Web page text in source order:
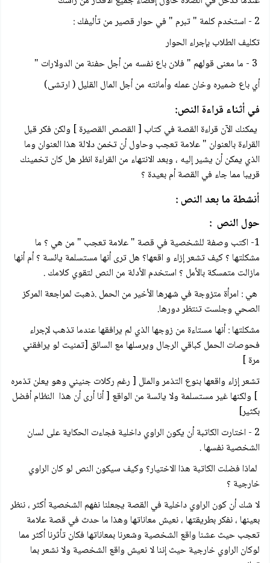
2 - استخدم كلمة " تبرم " في حوار قصير من تأليفك :
تكليف الطلاب بإجراء الحوار
أي باع ضميره وخان عمله وأمانته من أجل المال القليل ( ارتشی)
في أثناء قراءة النص:
يمكنك الآن قراءة القصة في كتاب [ القصص القصيرة ] ولكن فكر قبل
القراءة بالعنوان " علامة تعجب وحاول أن تخمن دلالة هذا العنوان وما
الذي يمكن أن يشير إليه ، وبعد الانتهاء من القراءة انظر هل كان تخمينك
قريبا مما جاء في القصة أم بعيدة ؟
أنشطة ما بعد النص :
حول النص :
1- اكتب وصفة للشخصية في قصة " علامة تعجب " من هي ؟ ما
مشكلتها ؟ كيف تشعر إزاء و اقعها؟ هل ترى أنها مستسلمة يائسة ؟ أم أنها
مازالت متمسكة بالأمل ؟ استخدم الأدلة من النص لتقوي كلامك .
هي : امرأة متزوجة في شهرها الأخير من الحمل .ذهبت لمراجعة المركز
الصحي وجلست تنتظر دورها.
مشكلتها : أنها مستاءة من زوجها الذي لم يرافقها عندما تذهب لإجراء
فحوصات الحمل كباقي الرجال ويرسلها مع السائق [تمنيت لو يرافقني
مرة ]
تشعر إزاء واقعها بنوع التذمر والملل [ رغم ركلات جنيني وهو يعلن تذمره
] ولكنها غير مستسلمة ولا يائسة من الواقع [ أنا أرى أن هذا النظام أفضل
بكثير]
2 - اختارت الكاتبة أن يكون الراوي داخلية فجاءت الحكاية على لسان
الشخصية نفسها .
لماذا فضلت الكاتبة هذا الاختيار؟ وكيف سيكون النص لو كان الراوي
خارجية ؟
لا شك أن كون الراوي داخلية في القصة يجعلنا نفهم الشخصية أكثر ، ننظر
بعينها ، نفكر بطريقتها ، نعيش معاناتها وهذا ما حدث في قصة علامة
تعجب حيث عشنا واقع الشخصية وشعرنا بمعاناتها فكان تأثرنا أكثر مما
لوكان الراوي خارجية حيث إننا لا نعيش واقع الشخصية ولا نشعر بما